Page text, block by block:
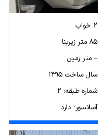
2 خواب
85 متر زیربنا
-- متر زمین
سال ساخت 1395
شماره طبقه: 2
آسانسور: دارد